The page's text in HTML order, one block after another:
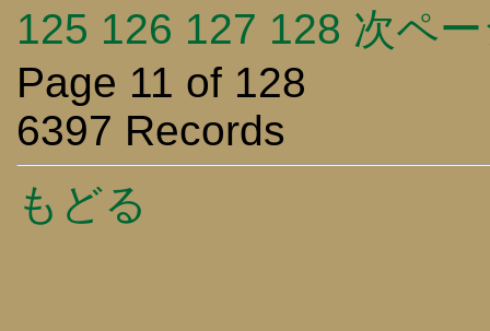
125 126 127 128 次ペ
Page 11 of 128
6397 Records
もどる